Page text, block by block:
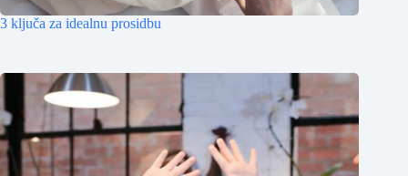
3 ključa za idealnu prosidbu